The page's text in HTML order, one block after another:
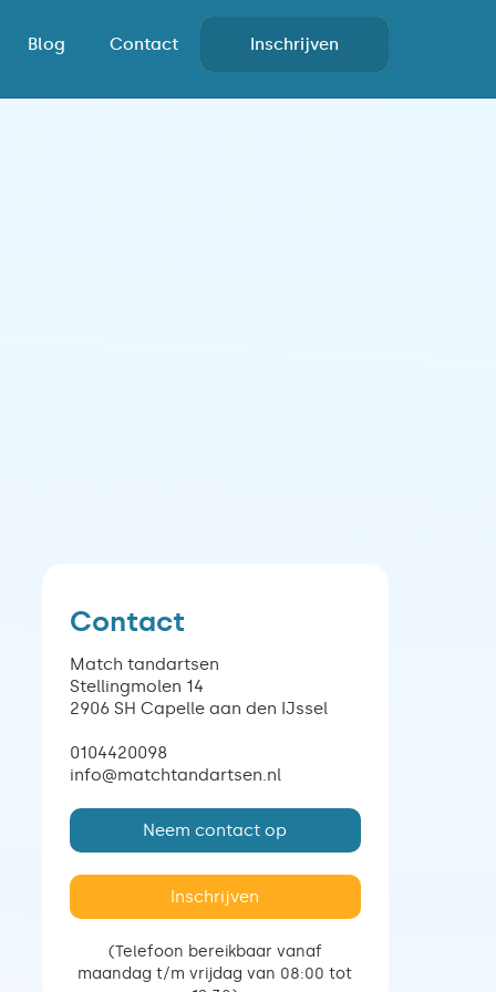
Blog Contact Inschrijven
Contact
Match tandartsen
Stellingmolen 14
2906 SH Capelle aan den IJssel
0104420098
info@matchtandartsen.nl
Neem contact op
Inschrijven
(Telefoon bereikbaar vanaf
maandag t/m vrijdag van 08:00 tot